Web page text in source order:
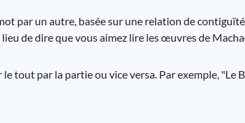
par un autre, basée sur une relation de
de dire que vous aimez lire les œuvres de
tout par la partie ou vice versa. Par exemple, "Le